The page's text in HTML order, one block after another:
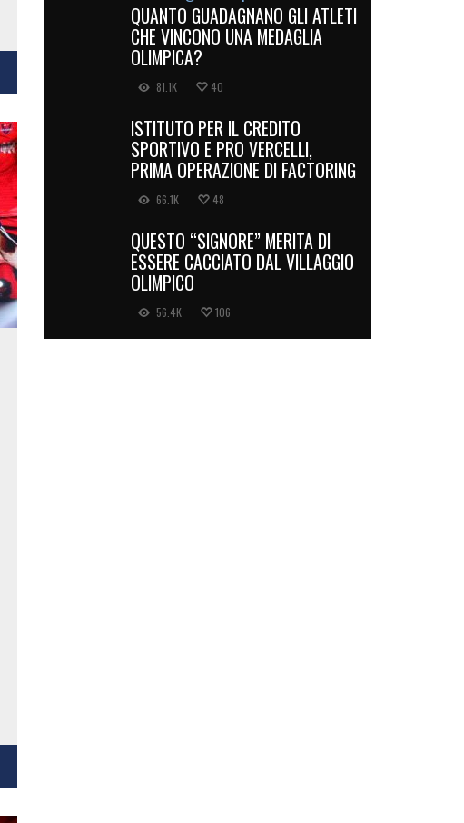
QUANTO GUADAGNANO GLI ATLETI
CHE VINCONO UNA MEDAGLIA
OLIMPICA?
81.1K 40
ISTITUTO PER IL CREDITO
SPORTIVO E PRO VERCELLI,
PRIMA OPERAZIONE DI FACTORING
66.1K 48
QUESTO “SIGNORE” MERITA DI
ESSERE CACCIATO DAL VILLAGGIO
OLIMPICO
56.4K 106